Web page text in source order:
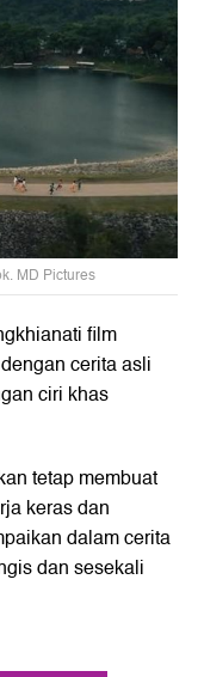
MD Pictures
film
cerita asli
ciri khas
tetap membuat
keras dan
dalam cerita
dan sesekali